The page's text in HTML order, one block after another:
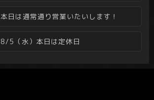
本日は通常通り営業いたいします！
8/5（水）本日は定休日